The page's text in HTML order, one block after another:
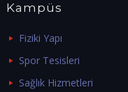
Kampüs
Fiziki Yapı
Spor Tesisleri
Sağlık Hizmetleri